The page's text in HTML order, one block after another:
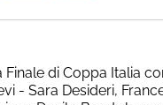
Finale di Coppa Italia
- Sara Desideri,